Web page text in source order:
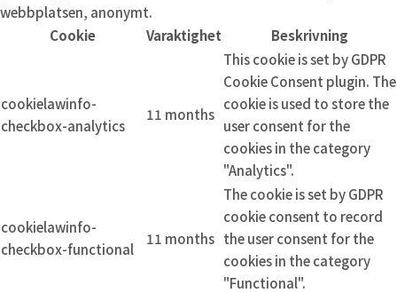
webbplatsen, anonymt.
Cookie
Varaktighet Beskrivning
cookielawinfo-
checkbox-analytics
11 months
This cookie is set by GDPR
Cookie Consent plugin. The
cookie is used to store the
user consent for the
cookies in the category
"Analytics".
cookielawinfo-
checkbox-functional
11 months
The cookie is set by GDPR
cookie consent to record
the user consent for the
cookies in the category
"Functional".